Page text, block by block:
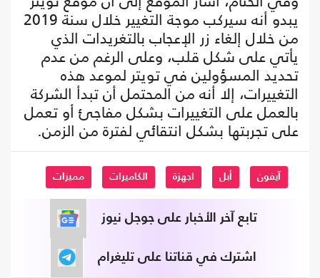
يبدو أنه سيركب موجة التغيير خلال سنة 2019
من خلال إلغاء زر الإعجاب بالتغريدات الذي
يأتي على شكل قلب، وعلى الرغم من عدم
تحديد المسؤولين في تويتر لموعد هذه
التغييرات، إلا أنه من المحتمل أن تبدأ الشركة
بالعمل على التغييرات بشكل مفاجئ أو تعمل
على تجربتها بشكل انتقائي لفترة من الزمن.
آيفون أبل اجهزة الكاميرات مميزات
تابع آخر الأخبار على جوجل نيوز
اشترك في قناتنا على تليغرام